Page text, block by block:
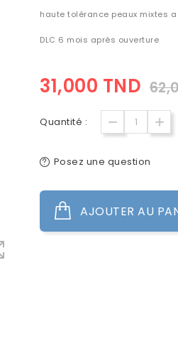
haute tolérance peaux mixtes
DLC 6 mois après ouverture
31,000 TND
Quantité :
Posez une question
AJOUTER AU